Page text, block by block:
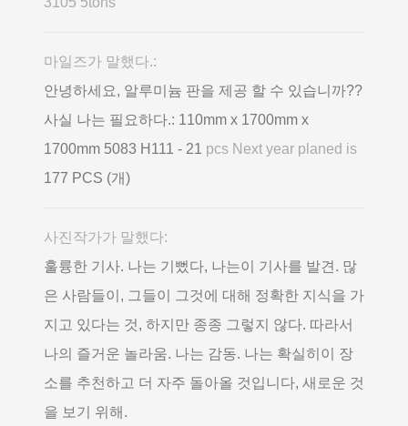
마일즈가 말했다.:
안녕하세요, 알루미늄 판을 제공 할 수 있습니까??
사실 나는 필요하다.: 110mm x 1700mm x
1700mm 5083 H111 - 21 pcs Next year planed is
177 PCS (개)
사진작가가 말했다:
훌륭한 기사. 나는 기뻤다, 나는이 기사를 발견. 많
은 사람들이, 그들이 그것에 대해 정확한 지식을 가
지고 있다는 것, 하지만 종종 그렇지 않다. 따라서
나의 즐거운 놀라움. 나는 감동. 나는 확실히이 장
소를 추천하고 더 자주 돌아올 것입니다, 새로운 것
을 보기 위해.